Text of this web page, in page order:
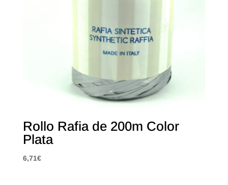
Rollo Rafia de 200m Color
Plata
6,71€